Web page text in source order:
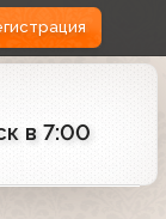
в 7:00